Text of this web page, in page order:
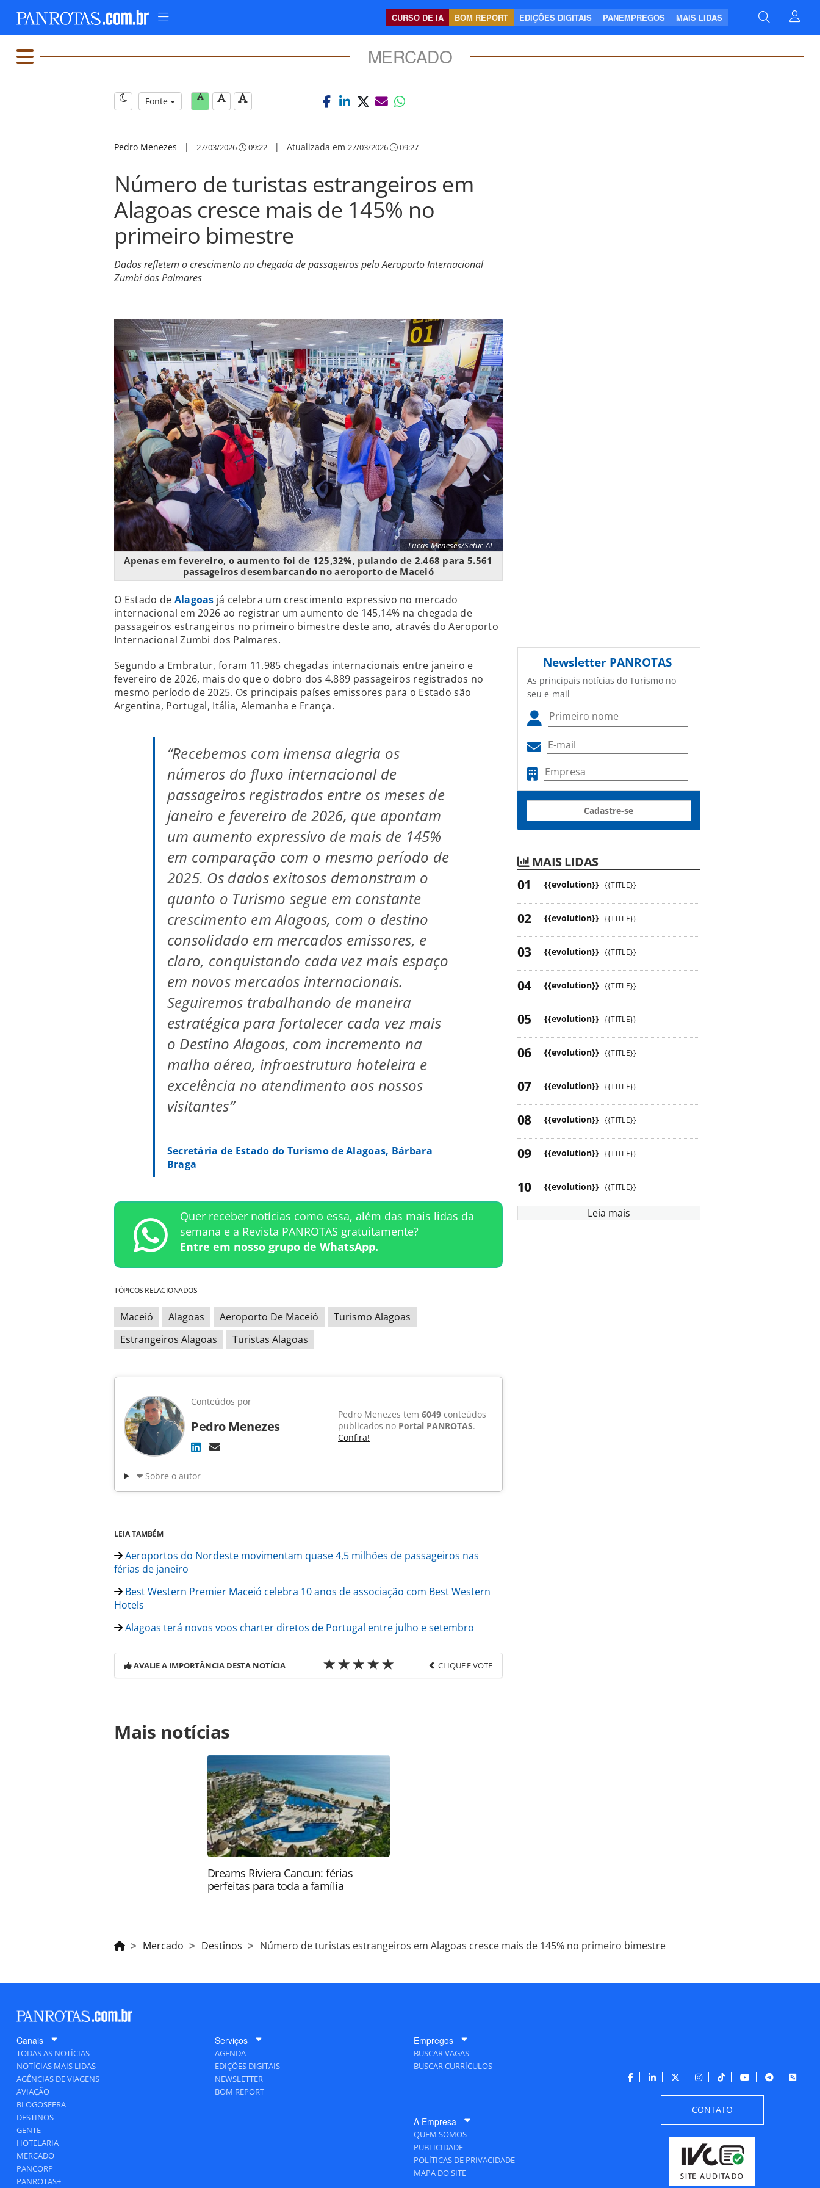
CURSO DE IA BOM REPORT EDIÇÕES DIGITAIS PANEMPREGOS MAIS LIDAS
MERCADO
Fonte
Pedro Menezes | 27/03/2026 09:22 | Atualizada em 27/03/2026 09:27
Número de turistas estrangeiros em
Alagoas cresce mais de 145% no
primeiro bimestre
Dados refletem o crescimento na chegada de passageiros pelo Aeroporto Internacional
Zumbi dos Palmares
Lucas Meneses/Setur-AL
Apenas em fevereiro, o aumento foi de 125,32%, pulando de 2.468 para 5.561
passageiros desembarcando no aeroporto de Maceió
O Estado de Alagoas já celebra um crescimento expressivo no mercado
internacional em 2026 ao registrar um aumento de 145,14% na chegada de
passageiros estrangeiros no primeiro bimestre deste ano, através do Aeroporto
Internacional Zumbi dos Palmares.
Segundo a Embratur, foram 11.985 chegadas internacionais entre janeiro e
fevereiro de 2026, mais do que o dobro dos 4.889 passageiros registrados no
mesmo período de 2025. Os principais países emissores para o Estado são
Argentina, Portugal, Itália, Alemanha e França.
“Recebemos com imensa alegria os
números do fluxo internacional de
passageiros registrados entre os meses de
janeiro e fevereiro de 2026, que apontam
um aumento expressivo de mais de 145%
em comparação com o mesmo período de
2025. Os dados exitosos demonstram o
quanto o Turismo segue em constante
crescimento em Alagoas, com o destino
consolidado em mercados emissores, e
claro, conquistando cada vez mais espaço
em novos mercados internacionais.
Seguiremos trabalhando de maneira
estratégica para fortalecer cada vez mais
o Destino Alagoas, com incremento na
malha aérea, infraestrutura hoteleira e
excelência no atendimento aos nossos
visitantes”
Secretária de Estado do Turismo de Alagoas, Bárbara
Braga
Quer receber notícias como essa, além das mais lidas da
semana e a Revista PANROTAS gratuitamente?
Entre em nosso grupo de WhatsApp.
TÓPICOS RELACIONADOS
Maceió Alagoas Aeroporto De Maceió
Turismo Alagoas
Estrangeiros Alagoas
Turistas Alagoas
Conteúdos por
Pedro Menezes
Pedro Menezes tem 6049 conteúdos
publicados no Portal PANROTAS.
Confira!
Sobre o autor
LEIA TAMBÉM
Aeroportos do Nordeste movimentam quase 4,5 milhões de passageiros nas
férias de janeiro
Best Western Premier Maceió celebra 10 anos de associação com Best Western
Hotels
Alagoas terá novos voos charter diretos de Portugal entre julho e setembro
AVALIE A IMPORTÂNCIA DESTA NOTÍCIA CLIQUE E VOTE
https://www.panrotas.com.br/mercado/destinos/2026/03/numero-de-turistas-
estrangeiros-em-alagoas-cresce-mais-de-145-no-primeiro-bimestre_227125.html ou as
ferramentas oferecidas na página. Todo o conteúdo produzido pela PANROTAS Editora
é protegido pela legislação brasileira sobre direito autoral. Não reproduza o conteúdo
sem autorização da PANROTAS Editora (copyright@panrotas.com.br).
Mais notícias
Dreams Riviera Cancun: férias
perfeitas para toda a família
Newsletter PANROTAS
As principais notícias do Turismo no
seu e-mail
Cadastre-se
MAIS LIDAS
{{evolution}} {{TITLE}}
{{evolution}} {{TITLE}}
{{evolution}} {{TITLE}}
{{evolution}} {{TITLE}}
{{evolution}} {{TITLE}}
{{evolution}} {{TITLE}}
{{evolution}} {{TITLE}}
{{evolution}} {{TITLE}}
{{evolution}} {{TITLE}}
{{evolution}} {{TITLE}}
Leia mais
Mercado Destinos Número de turistas estrangeiros em Alagoas cresce mais de 145% no primeiro bimestre
Canais
TODAS AS NOTÍCIAS
NOTÍCIAS MAIS LIDAS
AGÊNCIAS DE VIAGENS
AVIAÇÃO
BLOGOSFERA
DESTINOS
GENTE
HOTELARIA
MERCADO
PANCORP
PANROTAS+
Serviços
AGENDA
EDIÇÕES DIGITAIS
NEWSLETTER
BOM REPORT
Empregos
BUSCAR VAGAS
BUSCAR CURRÍCULOS
A Empresa
QUEM SOMOS
PUBLICIDADE
POLÍTICAS DE PRIVACIDADE
MAPA DO SITE
CONTATO